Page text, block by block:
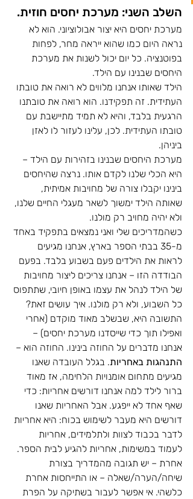
השלב השני: מערכת יחסים חוזית.
מערכת יחסים היא יצור אבולוציוני. הוא לא
נראה היום כמו שהוא ייראה מחר, לפחות
בפוטנציה. כל יום יכול לשנות את מערכת
היחסים שבנינו עם הילד.
הילד שאותו אנחנו מלווים לא רואה את טובתו
העתידית. זה תפקידנו. הוא רואה את טובתנו
הרגעית בלבד, והיא לא תמיד מתיישבת עם
טובתו העתידית. לכן, עלינו לעזור לו לאזן
ביניהן.
מערכת היחסים שבנינו בזהירות עם הילד –
היא הכלי שלנו לקדם אותו. נרצה שהיחסים
בינינו יקבלו צורה של מחויבות אמיתית,
שאותה הילד ימשוך לשאר מעגלי החיים שלנו,
ולא יהיה מחויב רק מולנו.
כשהמדריכים שלי ואני נמצאים בתפקיד באחד
מ-35 בבתי הספר בארץ, אנחנו מגיעים
לראות את הילדים פעם בשבוע בלבד. בפעם
הבודדה הזו – אנחנו צריכים ליצור מחויבות
של הילד לנהל את עצמו באופן חיובי, שתתפוס
כל השבוע, ולא רק מולנו. איך עושים זאת?
התשובה היא, שבשלב מאוד מוקדם (אחרי
ואפילו תוך כדי שייסדנו מערכת יחסים) –
אנחנו מדברים על החוזה בינינו. החוזה הוא –
התנהגות באחריות. בגלל העובדה שאנו
מגיעים מתחום אומנויות הלחימה, אז מאוד
ברור לילד למה אנחנו דורשים אחריות: כדי
שאף אחד לא ייפגע. אבל האחריות שאנו
דורשים היא מעבר לשימוש בכוח: היא אחריות
לדבר בכבוד לצוות ולתלמידים, אחריות
לעמוד במשימות, אחריות להגיע לבית הספר.
אחרת – יש תגובה מהמדריך בצורת
שיחה/הערה/שאלה – או התייחסות אחרת
כלשהי. אי אפשר לעבור בשתיקה על הפרת